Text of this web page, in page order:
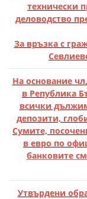
технически
деловодство
За връзка с
На основание
в Република
всички
депозити,
Сумите,
в евро по
банковите
Утвърдени